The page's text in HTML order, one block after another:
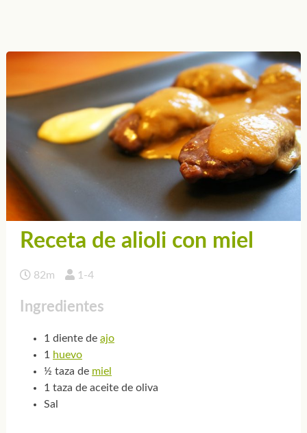
Receta de alioli con miel
82m 1-4
Ingredientes
1 diente de ajo
1 huevo
½ taza de miel
1 taza de aceite de oliva
Sal